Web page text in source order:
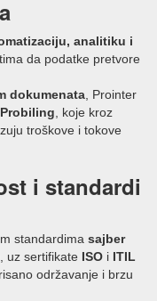
analitiku i
da podatke pretvore
dokumenata, Prointer
Probiling, koje kroz
troškove i tokove
i standardi
standardima sajber
, uz sertifikate ISO i ITIL
održavanje i brzu